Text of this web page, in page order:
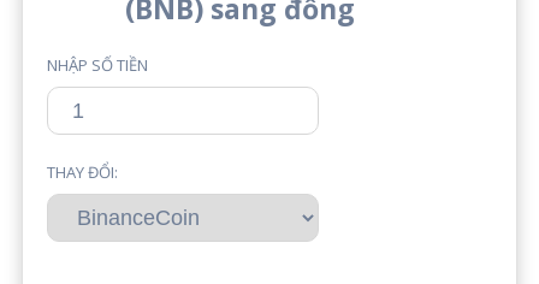
(BNB) sang đồng
NHẬP SỐ TIỀN
THAY ĐỔI: